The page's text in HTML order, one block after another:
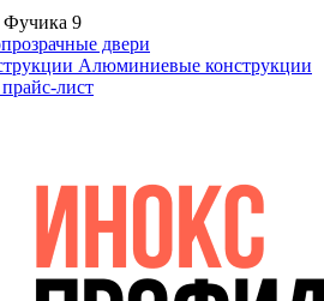
Фучика 9
двери
Алюминиевые конструкции
лист